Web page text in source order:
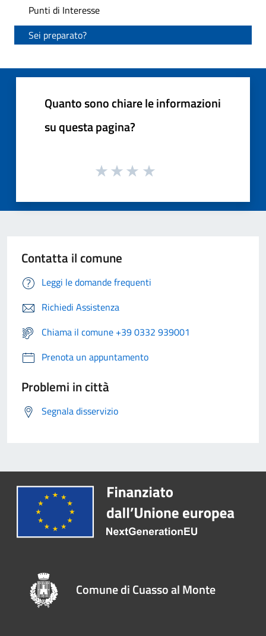
Punti di Interesse
Sei preparato?
Quanto sono chiare le informazioni
su questa pagina?
Contatta il comune
Leggi le domande frequenti
Richiedi Assistenza
Chiama il comune +39 0332 939001
Prenota un appuntamento
Problemi in città
Segnala disservizio
Comune di Cuasso al Monte